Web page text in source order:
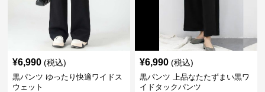
¥6,990 (税込)
黒パンツ ゆったり快適ワイドス
ウェット
¥6,990 (税込)
黒パンツ 上品なたたずまい黒ワ
イドタックパンツ